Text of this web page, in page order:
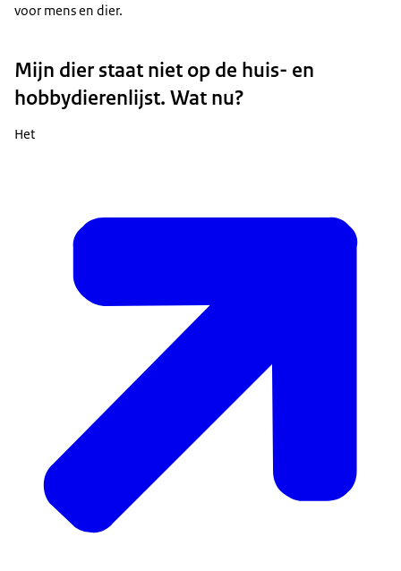
voor mens en dier.
Mijn dier staat niet op de huis- en
hobbydierenlijst. Wat nu?
Het